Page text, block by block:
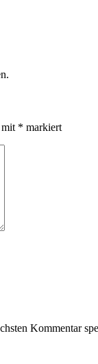
* markiert
Kommentar